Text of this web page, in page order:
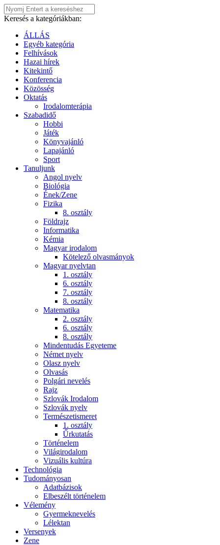
Keresés a kategóriákban:
ÁLLÁS
Egyéb kategória
Felhívások
Hazai hírek
Kitekintő
Konferencia
Közösség
Oktatás
Irodalomterápia
Szabadidő
Hobbi
Játék
Könyvajánló
Lapajánló
Sport
Tanuljunk
Angol nyelv
Biológia
Ének/Zene
Fizika
8. osztály
Földrajz
Informatika
Kémia
Magyar irodalom
Kötelező olvasmányok
Magyar nyelvtan
1. osztály
6. osztály
7. osztály
8. osztály
Matematika
2. osztály
6. osztály
8. osztály
Mindentudás Egyeteme
Német nyelv
Olasz nyelv
Olvasás
Polgári nevelés
Rajz
Szlovák Irodalom
Szlovák nyelv
Természetismeret
1. osztály
Űrkutatás
Történelem
Világirodalom
Vizuális kultúra
Technológia
Tudományosan
Adatbázisok
Elbeszélt történelem
Vélemény
Gyermeknevelés
Lélektan
Versenyek
Zene